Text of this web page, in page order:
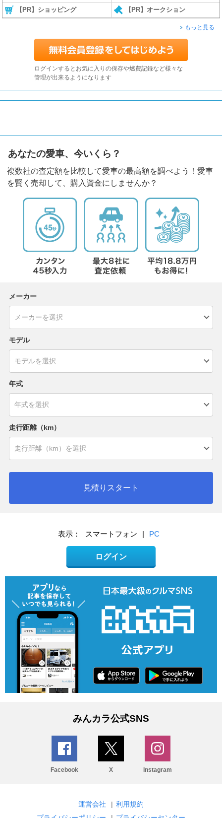
【PR】ショッピング 【PR】オークション
もっと見る
ログインするとお気に入りの保存や燃費記録など様々な
管理が出来るようになります
あなたの愛車、今いくら？
複数社の査定額を比較して愛車の最高額を調べよう！愛車
を賢く売却して、購入資金にしませんか？
メーカー
モデル
年式
走行距離（km）
見積りスタート
表示： スマートフォン | PC
ログイン
みんカラ公式SNS
Facebook X Instagram
運営会社 | 利用規約